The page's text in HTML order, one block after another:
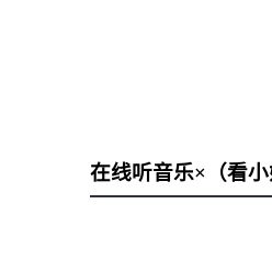
在线听音乐×（看小